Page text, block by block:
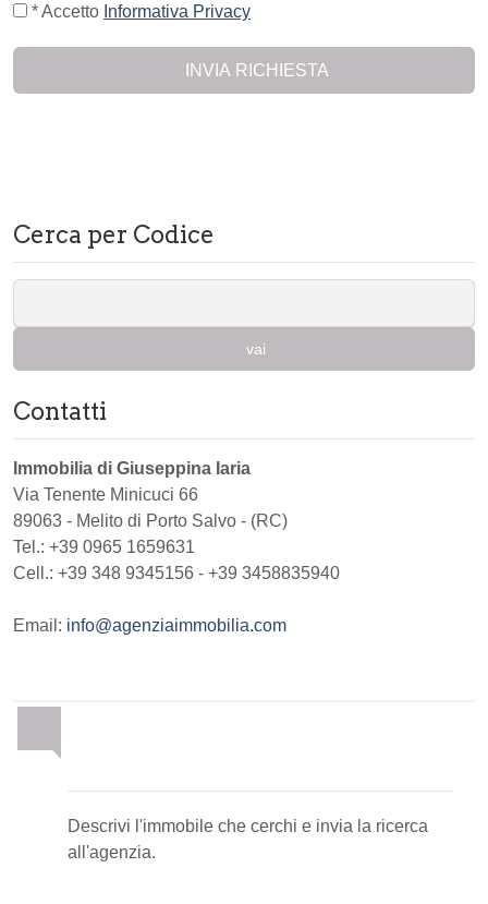
* Accetto Informativa Privacy
INVIA RICHIESTA
Cerca per Codice
vai
Contatti
Immobilia di Giuseppina Iaria
Via Tenente Minicuci 66
89063 - Melito di Porto Salvo - (RC)
Tel.: +39 0965 1659631
Cell.: +39 348 9345156 - +39 3458835940
Email: info@agenziaimmobilia.com
Descrivi l'immobile che cerchi e invia la ricerca
all'agenzia.